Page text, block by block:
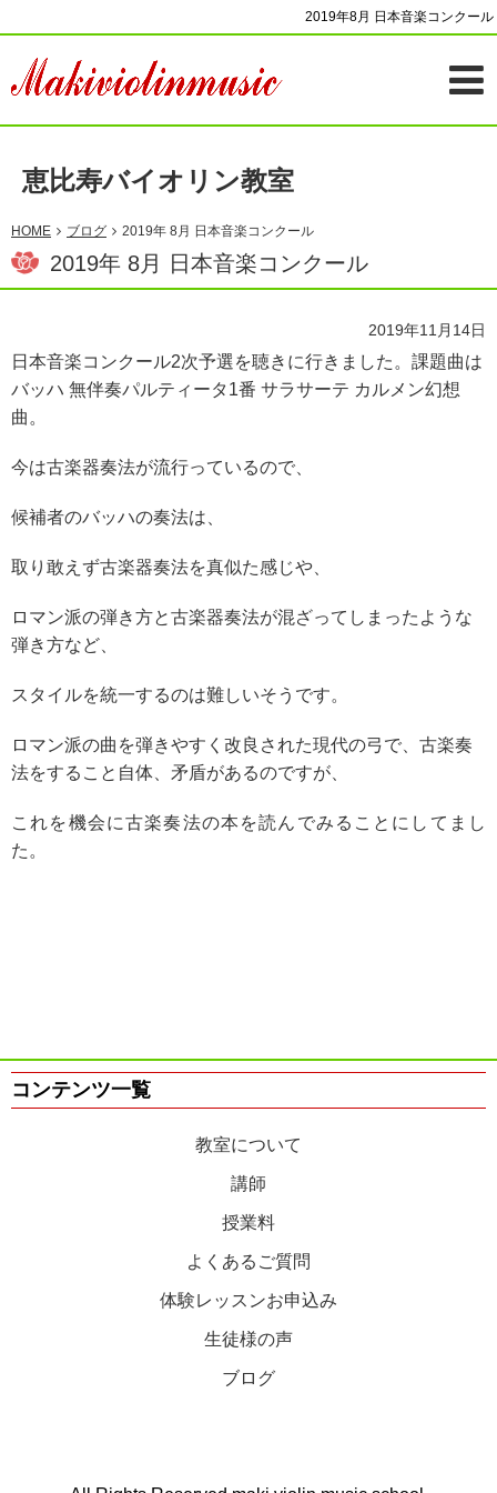
2019年8月 日本音楽コンクール
恵比寿バイオリン教室
HOME ブログ 2019年 8月 日本音楽コンクール
2019年 8月 日本音楽コンクール
2019年11月14日
日本音楽コンクール2次予選を聴きに行きました。課題曲は
バッハ 無伴奏パルティータ1番 サラサーテ カルメン幻想
曲。
今は古楽器奏法が流行っているので、
候補者のバッハの奏法は、
取り敢えず古楽器奏法を真似た感じや、
ロマン派の弾き方と古楽器奏法が混ざってしまったような
弾き方など、
スタイルを統一するのは難しいそうです。
ロマン派の曲を弾きやすく改良された現代の弓で、古楽奏
法をすること自体、矛盾があるのですが、
これを機会に古楽奏法の本を読んでみることにしてまし
た。
コンテンツ一覧
教室について
講師
授業料
よくあるご質問
体験レッスンお申込み
生徒様の声
ブログ